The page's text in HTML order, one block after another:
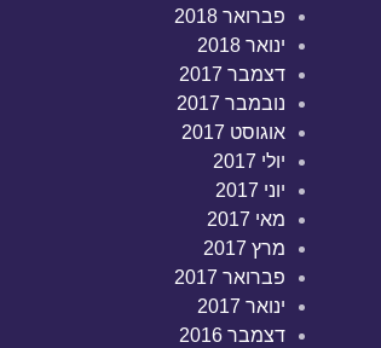
פברואר 2018
ינואר 2018
דצמבר 2017
נובמבר 2017
אוגוסט 2017
יולי 2017
יוני 2017
מאי 2017
מרץ 2017
פברואר 2017
ינואר 2017
דצמבר 2016